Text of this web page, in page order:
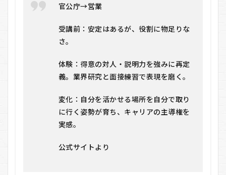
官公庁→営業
受講前：安定はあるが、役割に物足りな
さ。
体験：得意の対人・説明力を強みに再定
義。業界研究と面接練習で表現を磨く。
変化：自分を活かせる場所を自分で取り
に行く姿勢が育ち、キャリアの主導権を
実感。
公式サイトより